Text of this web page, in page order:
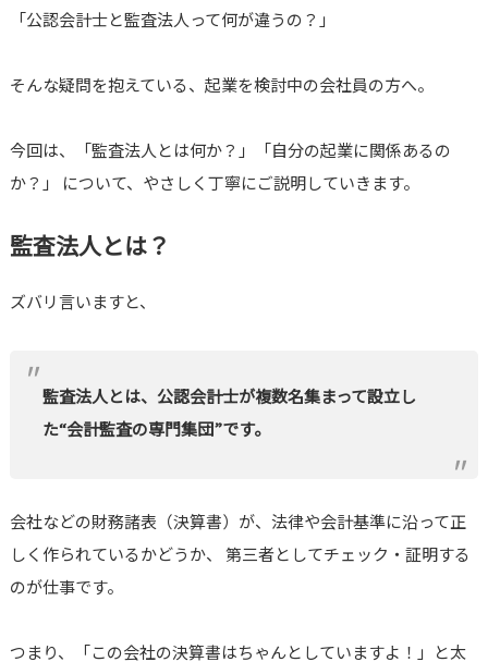
「公認会計士と監査法人って何が違うの？」
そんな疑問を抱えている、起業を検討中の会社員の方へ。
今回は、「監査法人とは何か？」「自分の起業に関係あるの
か？」 について、やさしく丁寧にご説明していきます。
監査法人とは？
ズバリ言いますと、
監査法人とは、公認会計士が複数名集まって設立し
た“会計監査の専門集団”です。
会社などの財務諸表（決算書）が、法律や会計基準に沿って正
しく作られているかどうか、 第三者としてチェック・証明する
のが仕事です。
つまり、「この会社の決算書はちゃんとしていますよ！」と太